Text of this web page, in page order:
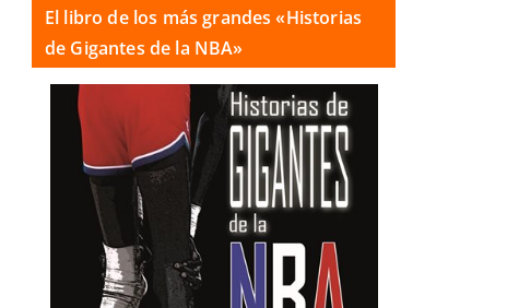
El libro de los más grandes «Historias
de Gigantes de la NBA»